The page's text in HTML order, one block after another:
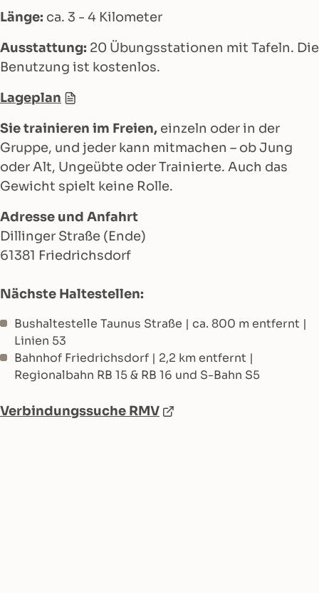
Länge: ca. 3 - 4 Kilometer
Ausstattung: 20 Übungsstationen mit Tafeln. Die
Benutzung ist kostenlos.
Lageplan
Sie trainieren im Freien, einzeln oder in der
Gruppe, und jeder kann mitmachen – ob Jung
oder Alt, Ungeübte oder Trainierte. Auch das
Gewicht spielt keine Rolle.
Adresse und Anfahrt
Dillinger Straße (Ende)
61381 Friedrichsdorf
Nächste Haltestellen:
Bushaltestelle Taunus Straße | ca. 800 m entfernt |
Linien 53
Bahnhof Friedrichsdorf | 2,2 km entfernt |
Regionalbahn RB 15 & RB 16 und S-Bahn S5
Verbindungssuche RMV